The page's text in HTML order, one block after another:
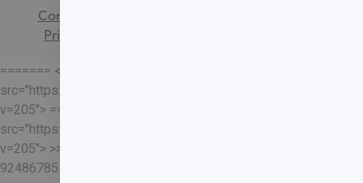
Consentimento
Privacidade
======= <<<<<<< HEAD
src="https://loja.sabin.com.br//skin/frontend/sabin/default/
v=205"> =======
src="https://loja.sabin.com.br//skin/frontend/sabin/default/
v=205"> >>>>>>>
92486785178204652eaf37adafb13ec7f5401a93